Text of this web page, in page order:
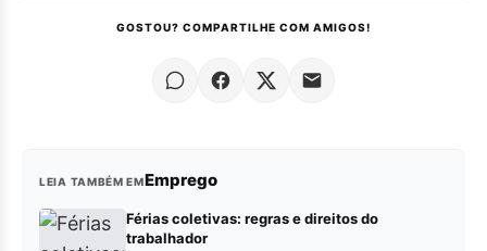
GOSTOU? COMPARTILHE COM AMIGOS!
LEIA TAMBÉM EMEmprego
Férias coletivas: regras e direitos do
trabalhador